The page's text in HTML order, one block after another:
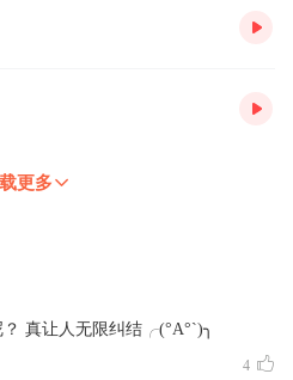
更多
真让人无限纠结╭(°A°`)╮
4